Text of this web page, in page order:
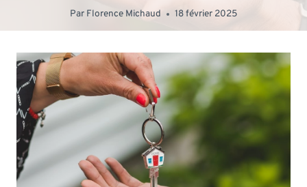
Par Florence Michaud 18 février 2025